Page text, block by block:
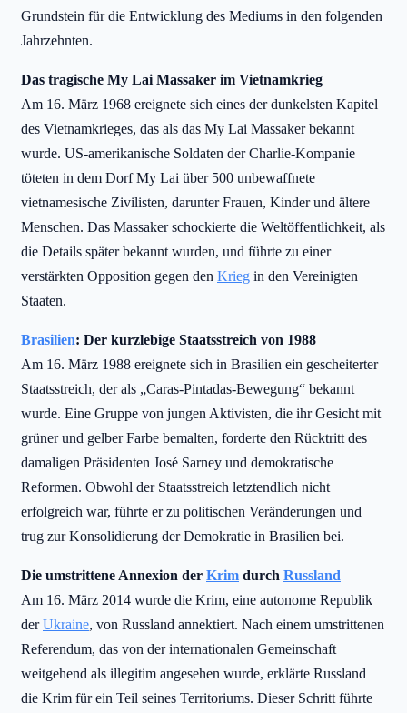
Grundstein für die Entwicklung des Mediums in den folgenden
Jahrzehnten.
Das tragische My Lai Massaker im Vietnamkrieg
Am 16. März 1968 ereignete sich eines der dunkelsten Kapitel
des Vietnamkrieges, das als das My Lai Massaker bekannt
wurde. US-amerikanische Soldaten der Charlie-Kompanie
töteten in dem Dorf My Lai über 500 unbewaffnete
vietnamesische Zivilisten, darunter Frauen, Kinder und ältere
Menschen. Das Massaker schockierte die Weltöffentlichkeit, als
die Details später bekannt wurden, und führte zu einer
verstärkten Opposition gegen den Krieg in den Vereinigten
Staaten.
Brasilien: Der kurzlebige Staatsstreich von 1988
Am 16. März 1988 ereignete sich in Brasilien ein gescheiterter
Staatsstreich, der als „Caras-Pintadas-Bewegung“ bekannt
wurde. Eine Gruppe von jungen Aktivisten, die ihr Gesicht mit
grüner und gelber Farbe bemalten, forderte den Rücktritt des
damaligen Präsidenten José Sarney und demokratische
Reformen. Obwohl der Staatsstreich letztendlich nicht
erfolgreich war, führte er zu politischen Veränderungen und
trug zur Konsolidierung der Demokratie in Brasilien bei.
Die umstrittene Annexion der Krim durch Russland
Am 16. März 2014 wurde die Krim, eine autonome Republik
derUkraine, von Russland annektiert. Nach einem umstrittenen
Referendum, das von der internationalen Gemeinschaft
weitgehend als illegitim angesehen wurde, erklärte Russland
die Krim für ein Teil seines Territoriums. Dieser Schritt führte